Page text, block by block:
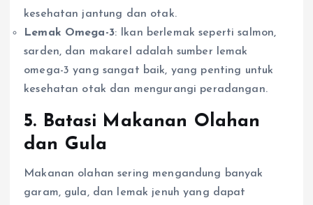
kesehatan jantung dan otak.
Lemak Omega-3: Ikan berlemak seperti salmon,
sarden, dan makarel adalah sumber lemak
omega-3 yang sangat baik, yang penting untuk
kesehatan otak dan mengurangi peradangan.
5. Batasi Makanan Olahan
dan Gula
Makanan olahan sering mengandung banyak
garam, gula, dan lemak jenuh yang dapat